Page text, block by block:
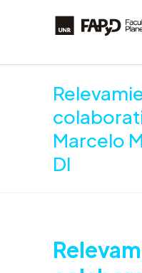
Marcelo
DI